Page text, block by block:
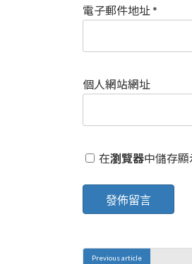
電子郵件地址*
個人網站網址
在瀏覽器中儲存
Previous article